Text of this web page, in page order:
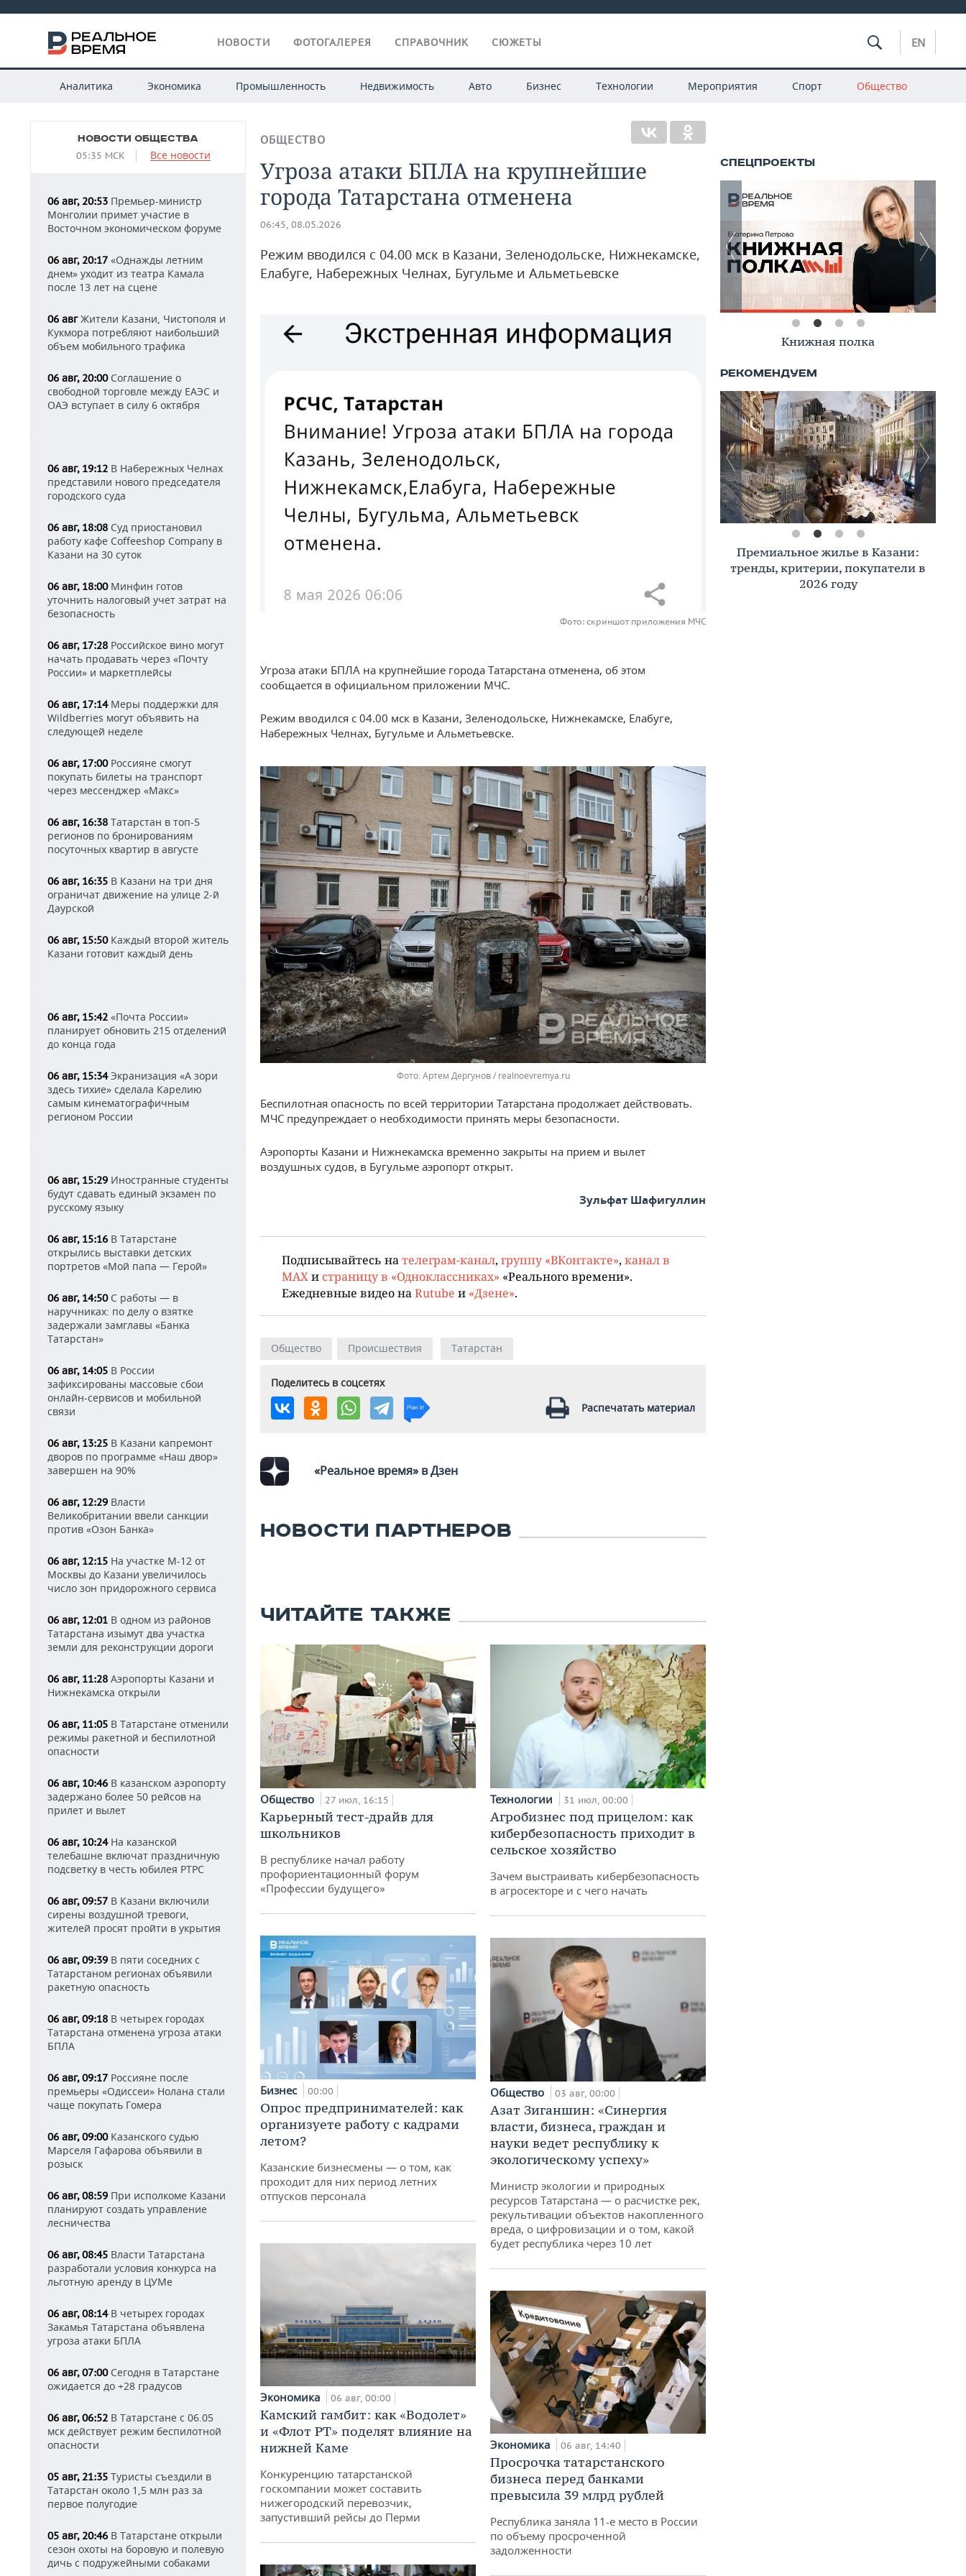
НОВОСТИ ФОТОГАЛЕРЕЯ СПРАВОЧНИК СЮЖЕТЫ EN
Аналитика Экономика Промышленность Недвижимость Авто Бизнес Технологии Мероприятия Спорт Общество
НОВОСТИ ОБЩЕСТВА
05:35 МСК Все новости
06 авг, 20:53 Премьер-министр
Монголии примет участие в
Восточном экономическом форуме
06 авг, 20:17 «Однажды летним
днем» уходит из театра Камала
после 13 лет на сцене
06 авгЖители Казани, Чистополя и
Кукмора потребляют наибольший
объем мобильного трафика
06 авг, 20:00Соглашение о
свободной торговле между ЕАЭС и
ОАЭ вступает в силу 6 октября
06 авг, 19:12 В Набережных Челнах
представили нового председателя
городского суда
06 авг, 18:08 Суд приостановил
работу кафе Coffeeshop Company в
Казани на 30 суток
06 авг, 18:00Минфин готов
уточнить налоговый учет затрат на
безопасность
06 авг, 17:28 Российское вино могут
начать продавать через «Почту
России» и маркетплейсы
06 авг, 17:14Меры поддержки для
Wildberries могут объявить на
следующей неделе
06 авг, 17:00Россияне смогут
покупать билеты на транспорт
через мессенджер «Макс»
06 авг, 16:38 Татарстан в топ-5
регионов по бронированиям
посуточных квартир в августе
06 авг, 16:35 В Казани на три дня
ограничат движение на улице 2-й
Даурской
06 авг, 15:50Каждый второй житель
Казани готовит каждый день
06 авг, 15:42 «Почта России»
планирует обновить 215 отделений
до конца года
06 авг, 15:34Экранизация «А зори
здесь тихие» сделала Карелию
самым кинематографичным
регионом России
06 авг, 15:29 Иностранные студенты
будут сдавать единый экзамен по
русскому языку
06 авг, 15:16 В Татарстане
открылись выставки детских
портретов «Мой папа — Герой»
06 авг, 14:50С работы — в
наручниках: по делу о взятке
задержали замглавы «Банка
Татарстан»
06 авг, 14:05 В России
зафиксированы массовые сбои
онлайн-сервисов и мобильной
связи
06 авг, 13:25 В Казани капремонт
дворов по программе «Наш двор»
завершен на 90%
06 авг, 12:29 Власти
Великобритании ввели санкции
против «Озон Банка»
06 авг, 12:15 На участке М-12 от
Москвы до Казани увеличилось
число зон придорожного сервиса
06 авг, 12:01 В одном из районов
Татарстана изымут два участка
земли для реконструкции дороги
06 авг, 11:28 Аэропорты Казани и
Нижнекамска открыли
06 авг, 11:05 В Татарстане отменили
режимы ракетной и беспилотной
опасности
06 авг, 10:46 В казанском аэропорту
задержано более 50 рейсов на
прилет и вылет
06 авг, 10:24На казанской
телебашне включат праздничную
подсветку в честь юбилея РТРС
06 авг, 09:57 В Казани включили
сирены воздушной тревоги,
жителей просят пройти в укрытия
06 авг, 09:39 В пяти соседних с
Татарстаном регионах объявили
ракетную опасность
06 авг, 09:18 В четырех городах
Татарстана отменена угроза атаки
БПЛА
06 авг, 09:17 Россияне после
премьеры «Одиссеи» Нолана стали
чаще покупать Гомера
06 авг, 09:00Казанского судью
Марселя Гафарова объявили в
розыск
06 авг, 08:59 При исполкоме Казани
планируют создать управление
лесничества
06 авг, 08:45 Власти Татарстана
разработали условия конкурса на
льготную аренду в ЦУМе
06 авг, 08:14В четырех городах
Закамья Татарстана объявлена
угроза атаки БПЛА
06 авг, 07:00Сегодня в Татарстане
ожидается до +28 градусов
06 авг, 06:52 В Татарстане с 06.05
мск действует режим беспилотной
опасности
05 авг, 21:35 Туристы съездили в
Татарстан около 1,5 млн раз за
первое полугодие
05 авг, 20:46 В Татарстане открыли
сезон охоты на боровую и полевую
дичь с подружейными собаками
ОБЩЕСТВО
Угроза атаки БПЛА на крупнейшие
города Татарстана отменена
06:45, 08.05.2026
Режим вводился с 04.00 мск в Казани, Зеленодольске, Нижнекамске,
Елабуге, Набережных Челнах, Бугульме и Альметьевске
Фото: скриншот приложения МЧС
Угроза атаки БПЛА на крупнейшие города Татарстана отменена, об этом
сообщается в официальном приложении МЧС.
Режим вводился с 04.00 мск в Казани, Зеленодольске, Нижнекамске, Елабуге,
Набережных Челнах, Бугульме и Альметьевске.
Артем Дергунов / realnoevremya.ru
Беспилотная опасность по всей территории Татарстана продолжает действовать.
МЧС предупреждает о необходимости принять меры безопасности.
Аэропорты Казани и Нижнекамска временно закрыты на прием и вылет
воздушных судов, в Бугульме аэропорт открыт.
Зульфат Шафигуллин
Подписывайтесь на телеграм-канал, группу «ВКонтакте», канал в
MAX и страницу в «Одноклассниках» «Реального времени».
Ежедневные видео на Rutube и «Дзене».
Общество Происшествия Татарстан
Поделитесь в соцсетях
Распечатать материал
«Реальное время» в Дзен
НОВОСТИ ПАРТНЕРОВ
ЧИТАЙТЕ ТАКЖЕ
Общество 27 июл, 16:15
Карьерный тест-драйв для
школьников
В республике начал работу
профориентационный форум
«Профессии будущего»
Бизнес 00:00
Опрос предпринимателей: как
организуете работу с кадрами
летом?
Казанские бизнесмены — о том, как
проходит для них период летних
отпусков персонала
Экономика 06 авг, 00:00
Камский гамбит: как «Водолет»
и «Флот РТ» поделят влияние на
нижней Каме
Конкуренцию татарстанской
госкомпании может составить
нижегородский перевозчик,
запустивший рейсы до Перми
Технологии 31 июл, 00:00
Агробизнес под прицелом: как
кибербезопасность приходит в
сельское хозяйство
Зачем выстраивать кибербезопасность
в агросекторе и с чего начать
Общество 03 авг, 00:00
Азат Зиганшин: «Синергия
власти, бизнеса, граждан и
науки ведет республику к
экологическому успеху»
Министр экологии и природных
ресурсов Татарстана — о расчистке рек,
рекультивации объектов накопленного
вреда, о цифровизации и о том, какой
будет республика через 10 лет
Экономика 06 авг, 14:40
Просрочка татарстанского
бизнеса перед банками
превысила 39 млрд рублей
Республика заняла 11-е место в России
по объему просроченной
задолженности
Книжная полка
Премиальное жилье в Казани:
тренды, критерии, покупатели в
2026 году